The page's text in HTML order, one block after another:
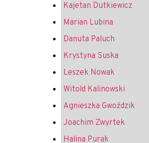
Kajetan Dutkiewicz
Marian Lubina
Danuta Paluch
Krystyna Suska
Leszek Nowak
Witold Kalinowski
Agnieszka Gwoździk
Joachim Zwyrtek
Halina Purak